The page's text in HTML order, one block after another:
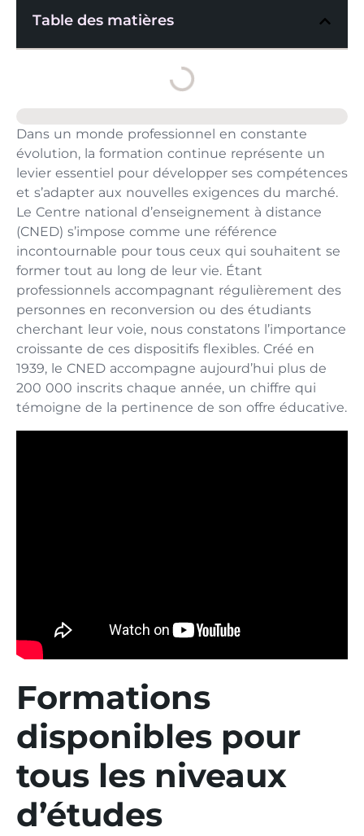
Table des matières
Dans un monde professionnel en constante
évolution, la formation continue représente un
levier essentiel pour développer ses compétences
et s’adapter aux nouvelles exigences du marché.
Le Centre national d’enseignement à distance
(CNED) s’impose comme une référence
incontournable pour tous ceux qui souhaitent se
former tout au long de leur vie. Étant
professionnels accompagnant régulièrement des
personnes en reconversion ou des étudiants
cherchant leur voie, nous constatons l’importance
croissante de ces dispositifs flexibles. Créé en
1939, le CNED accompagne aujourd’hui plus de
200 000 inscrits chaque année, un chiffre qui
témoigne de la pertinence de son offre éducative.
Formations
disponibles pour
tous les niveaux
d’études